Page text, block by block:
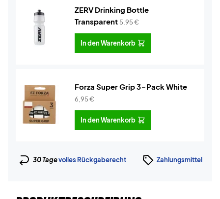
ZERV Drinking Bottle
Transparent 5,95€
In den Warenkorb
Forza Super Grip 3-Pack White
6,95€
In den Warenkorb
30 Tagevolles Rückgaberecht Zahlungsmittel